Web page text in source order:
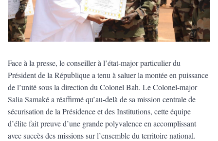
Face à la presse, le conseiller à l’état-major particulier du
Président de la République a tenu à saluer la montée en puissance
de l’unité sous la direction du Colonel Bah. Le Colonel-major
Salia Samaké a réaffirmé qu’au-delà de sa mission centrale de
sécurisation de la Présidence et des Institutions, cette équipe
d’élite fait preuve d’une grande polyvalence en accomplissant
avec succès des missions sur l’ensemble du territoire national.